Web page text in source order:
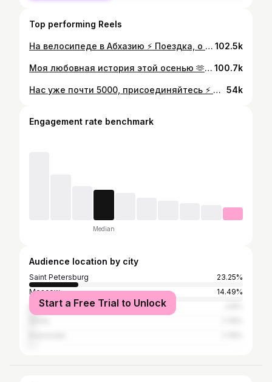
Top performing Reels
На велосипеде в Абхазию ⚡️ Поездка, о которой я давно думала, сомневалась — и всё-таки решилась. Маршрут: Олимпийский парк → Гагра → Адлер. 72 км, набор высоты — 590 м. На велосипеде граница проходится удивительно легко: без очередей и ожиданий. А дальше — рассвет, море, красивые места и дорога, по которой хочется ехать и ехать. Но это не «прогулка с открытки». Здесь важно постоянно концентрироваться и быть начеку. Машин много, скорости высокие, движение хаотичное. На дороге встречаются ямы и неровности — местами по-настоящему опасно. Отдельное внимание — собакам: не все чипированы, некоторые могут быть агрессивными и бросаться на велосипед. Нужно быть максимально внимательной, держать фокус и не расслабляться. Да, было красиво. Да, было страшновато. Да, я была одна — и именно в этом весь смысл. Такие поездки не про героизм. Они про ответственность, холодную голову и уважение к дороге. Если соберёшься повторять — будь осторожен 🤍 И помни: красота маршрута не отменяет его особенностей. Отправь тому с кем хотел бы поехать 🫶 102.5k
Моя любовная история этой осенью 🫶 @taya_mih #cycling 100.7k
Нас уже почти 5000, присоединяйтесь ⚡️ @taya_mih 54k
Engagement rate benchmark
Median
Audience location by city
Saint Petersburg
23.25%
Moscow
14.49%
Kazan
Start a Free Trial to Unlock